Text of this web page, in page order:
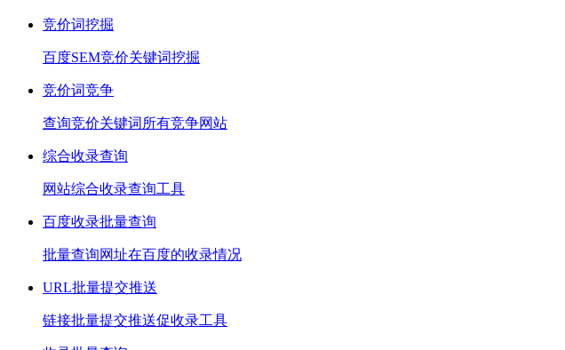
竞价词挖掘
百度SEM竞价关键词挖掘
竞价词竞争
查询竞价关键词所有竞争网站
综合收录查询
网站综合收录查询工具
百度收录批量查询
批量查询网址在百度的收录情况
URL批量提交推送
链接批量提交推送促收录工具